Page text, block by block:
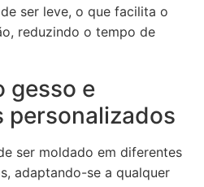
ser leve, o que facilita o
reduzindo o tempo de
gesso e
personalizados
ser moldado em diferentes
adaptando-se a qualquer